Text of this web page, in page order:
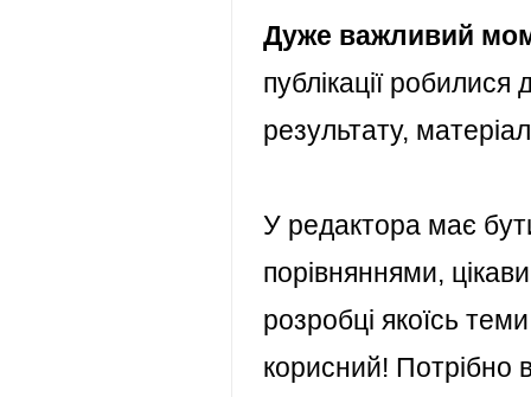
Дуже важливий
публікації
результату,
У редактора має
порівняннями,
розробці якоїсь
корисний! Потрібно